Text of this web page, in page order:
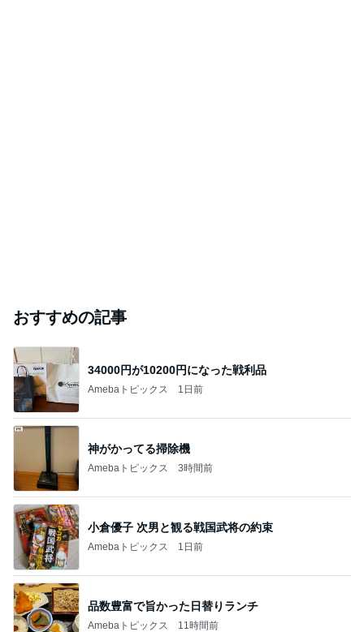
おすすめの記事
34000円が10200円になった戦利品
Amebaトピックス 1日前
神がかってる掃除機
Amebaトピックス 3時間前
小倉優子 次男と観る戦国武将の約束
Amebaトピックス 1日前
品数豊富で旨かった日替りランチ
Amebaトピックス 11時間前